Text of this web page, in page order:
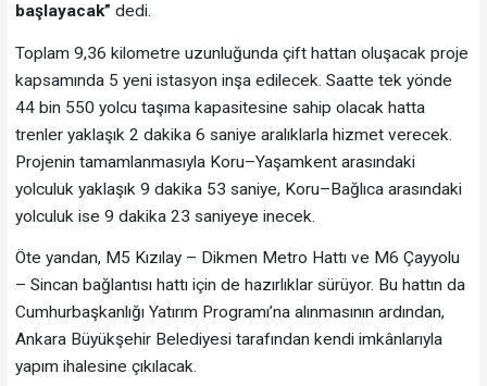
başlayacak” dedi.
Toplam 9,36 kilometre uzunluğunda çift hattan oluşacak proje
kapsamında 5 yeni istasyon inşa edilecek. Saatte tek yönde
44 bin 550 yolcu taşıma kapasitesine sahip olacak hatta
trenler yaklaşık 2 dakika 6 saniye aralıklarla hizmet verecek.
Projenin tamamlanmasıyla Koru–Yaşamkent arasındaki
yolculuk yaklaşık 9 dakika 53 saniye, Koru–Bağlıca arasındaki
yolculuk ise 9 dakika 23 saniyeye inecek.
Öte yandan, M5 Kızılay – Dikmen Metro Hattı ve M6 Çayyolu
– Sincan bağlantısı hattı için de hazırlıklar sürüyor. Bu hattın da
Cumhurbaşkanlığı Yatırım Programı’na alınmasının ardından,
Ankara Büyükşehir Belediyesi tarafından kendi imkânlarıyla
yapım ihalesine çıkılacak.